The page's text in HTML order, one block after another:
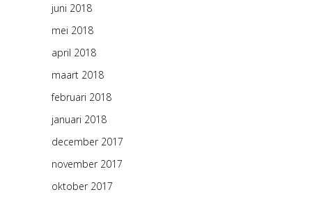
juni 2018
mei 2018
april 2018
maart 2018
februari 2018
januari 2018
december 2017
november 2017
oktober 2017